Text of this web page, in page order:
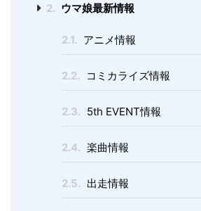
2. ウマ娘最新情報
2.1. アニメ情報
2.2. コミカライズ情報
2.3. 5th EVENT情報
2.4. 楽曲情報
2.5. 出走情報